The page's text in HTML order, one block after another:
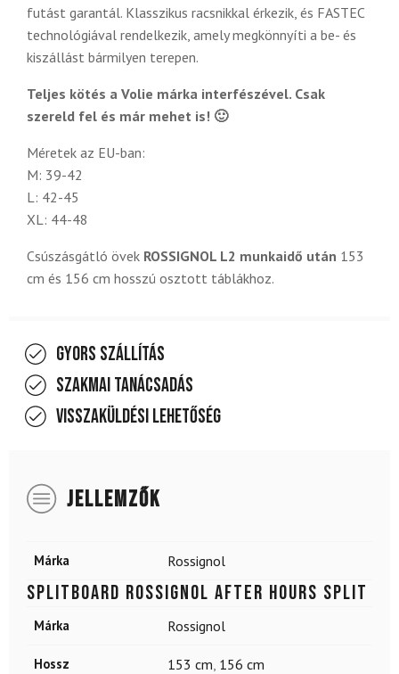
futást garantál. Klasszikus racsnikkal érkezik, és FASTEC
technológiával rendelkezik, amely megkönnyíti a be- és
kiszállást bármilyen terepen.
Teljes kötés a Volie márka interfészével. Csak
szereld fel és már mehet is! 🙂
Méretek az EU-ban:
M: 39-42
L: 42-45
XL: 44-48
Csúszásgátló övek ROSSIGNOL L2 munkaidő után 153
cm és 156 cm hosszú osztott táblákhoz.
Gyors szállítás
Szakmai tanácsadás
Visszaküldési lehetőség
JELLEMZŐK
Márka Rossignol
Splitboard ROSSIGNOL After Hours Split
Márka Rossignol
Hossz 153 cm 156 cm